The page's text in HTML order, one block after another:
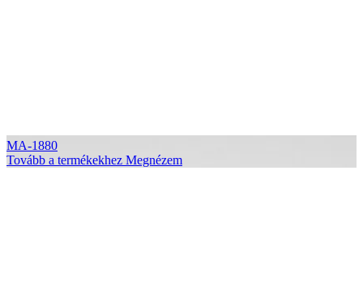
MA-1880
Tovább a termékekhez Megnézem